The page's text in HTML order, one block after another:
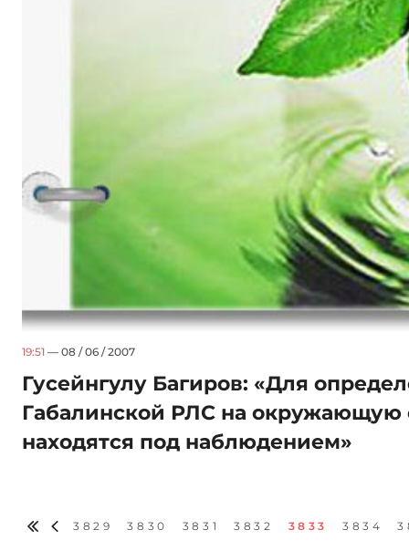
19:51 — 08 / 06 / 2007
Гусейнгулу Багиров: «Для
Габалинской РЛС на окружающую
находятся под наблюдением»
3829 3830 3831 3832 3833 3834